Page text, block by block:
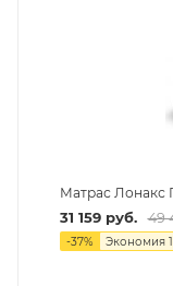
Матрас Лонакс
31 159руб. 49
-37% Экономия